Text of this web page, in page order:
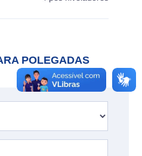
POLEGADAS